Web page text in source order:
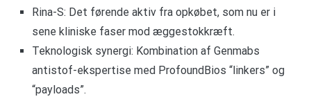
Rina-S: Det førende aktiv fra opkøbet, som nu er i
sene kliniske faser mod æggestokkræft.
Teknologisk synergi: Kombination af Genmabs
antistof-ekspertise med ProfoundBios “linkers” og
“payloads”.